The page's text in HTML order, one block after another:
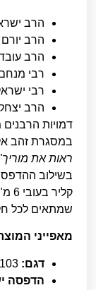
הרב
הרב
הרב
רבי
רבי
הרב
דמויות
במסגרת זהב
ראות את
בשילוב
שמתאים לכל
מאפייני
דגם: RABIM-103
הדפסה